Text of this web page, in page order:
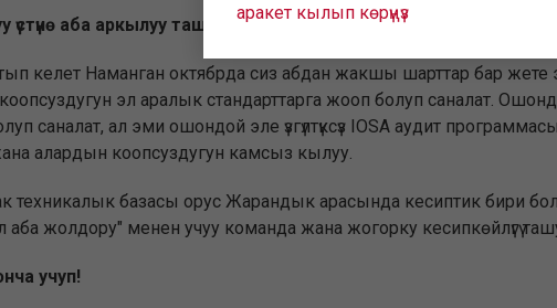
аба аркылуу ташып өтүү
келет Наманган октябрда сиз абдан жакшы шарттар бар
эл аралык стандарттарга жооп болуп саналат.
саналат, ал эми ошондой эле үзгүлтүксүз IOSA аудит
алардын коопсуздугун камсыз кылуу.
техникалык базасы орус Жарандык арасында кесиптик бири
аба жолдору" менен учуу команда жана жогорку кесипкөйлүгү
учуп!
аракет кылып көрүңүз